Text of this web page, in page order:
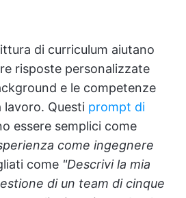
di curriculum aiutano
risposte personalizzate
e le competenze
lavoro. Questi prompt di
essere semplici come
come ingegnere
come "Descrivi la mia
di un team di cinque